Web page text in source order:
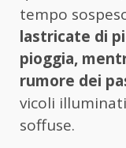
tempo
lastricate di
pioggia,
rumore dei
vicoli
soffuse.